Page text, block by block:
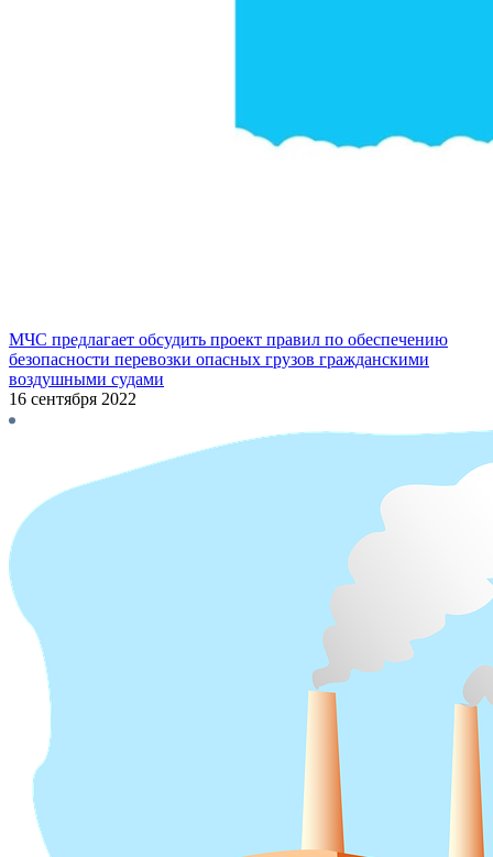
МЧС предлагает обсудить проект правил по обеспечению
безопасности перевозки опасных грузов гражданскими
воздушными судами
16 сентября 2022